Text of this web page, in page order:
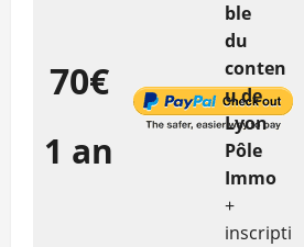
70€
1 an
ble
du
conten
u de
Lyon
Pôle
Immo
+
inscripti